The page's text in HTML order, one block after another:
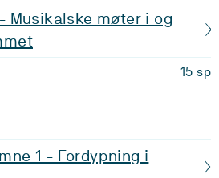
Musikalske møter i og
15 sp
1 - Fordypning i